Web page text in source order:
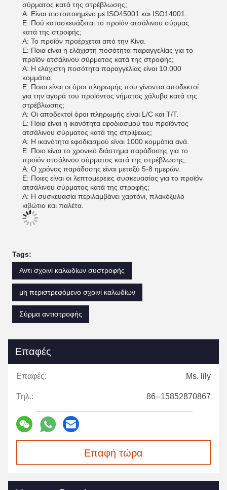
σύρματος κατά της στρέβλωσης;
Α: Είναι πιστοποιημένο με ISO45001 και ISO14001.
Ε: Πού κατασκευάζεται το προϊόν ατσάλινου σύρμας
κατά της στροφής;
Α: Το προϊόν προέρχεται από την Κίνα.
Ε: Ποια είναι η ελάχιστη ποσότητα παραγγελίας για το
προϊόν ατσάλινου σύρματος κατά της στροφής;
Α: Η ελάχιστη ποσότητα παραγγελίας είναι 10.000
κομμάτια.
Ε: Ποιοι είναι οι όροι πληρωμής που γίνονται αποδεκτοί
για την αγορά του προϊόντος νήματος χάλυβα κατά της
στρέβλωσης;
Α: Οι αποδεκτοί όροι πληρωμής είναι L/C και T/T.
Ε: Ποια είναι η ικανότητα εφοδιασμού του προϊόντος
ατσάλινου σύρματος κατά της στρίψεως;
Α: Η ικανότητα εφοδιασμού είναι 1000 κομμάτια ανά.
Ε: Ποιο είναι το χρονικό διάστημα παράδοσης για το
προϊόν ατσάλινου σύρματος κατά της στρέβλωσης;
Α: Ο χρόνος παράδοσης είναι μεταξύ 5-8 ημερών.
Ε: Ποιες είναι οι λεπτομέρειες συσκευασίας για το προϊόν
ατσάλινου σύρματος κατά της στροφής;
Α: Η συσκευασία περιλαμβάνει χαρτόνι, πλακόξυλο
κιβώτιο και παλέτα.
Tags:
Αντι σχοινί καλωδίων συστροφής
μη περιστρεφόμενο σχοινί καλωδίων
Σύρμα αντιστροφής
Επαφές
Επαφές: Ms. lily
Τηλ.: 86--15852870867
Επαφή τώρα